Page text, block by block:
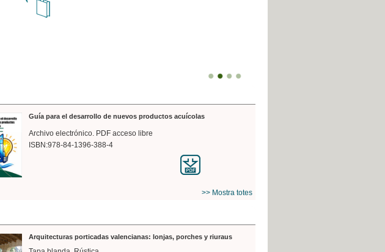
Guía para el desarrollo de nuevos productos acuícolas
Archivo electrónico. PDF acceso libre
ISBN:978-84-1396-388-4
>> Mostra totes
Arquitecturas porticadas valencianas: lonjas, porches y riuraus